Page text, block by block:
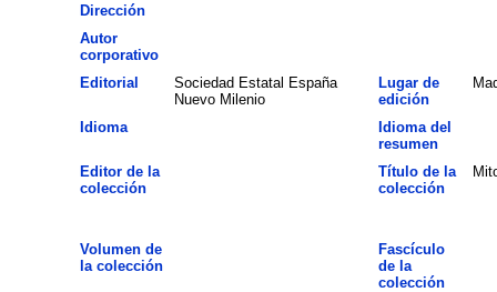
Dirección
Autor
corporativo
Editorial
Sociedad Estatal España
Nuevo Milenio
Lugar de
edición
Idioma
Idioma del
resumen
Editor de la
colección
Título de la
colección
Volumen de
la colección
Fascículo
de la
colección